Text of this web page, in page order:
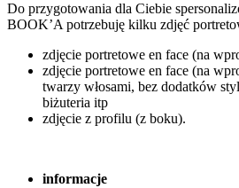
Do przygotowania dla Ciebie
BOOK’A potrzebuję kilku zdjęć
zdjęcie portretowe en face (na
zdjęcie portretowe en face (na
twarzy włosami, bez dodatków
biżuteria itp
zdjęcie z profilu (z boku).
informacje